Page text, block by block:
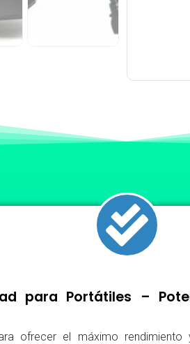
para Portátiles –
ofrecer el máximo